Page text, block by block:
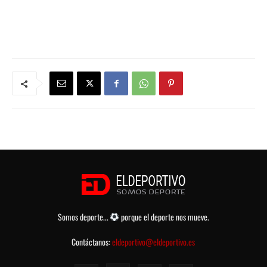
Somos deporte...
porque el deporte nos mueve.
Contáctanos:eldeportivo@eldeportivo.es